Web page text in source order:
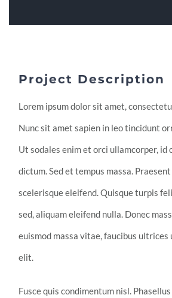
Project Description
Lorem ipsum dolor sit amet,
Nunc sit amet sapien in leo tincidunt
Ut sodales enim et orci ullamcorper, id
dictum. Sed et tempus massa.
scelerisque eleifend. Quisque turpis
sed, aliquam eleifend nulla. Donec
euismod massa vitae, faucibus ultrices
elit.
Fusce quis condimentum nisl.